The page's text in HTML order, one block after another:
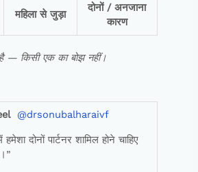
महिला से जुड़ा
दोनों / अनजाना
कारण
है— किसी एक का बोझ नहीं।
@drsonubalharaivf
हमेशा दोनों पार्टनर शामिल होने चाहिए